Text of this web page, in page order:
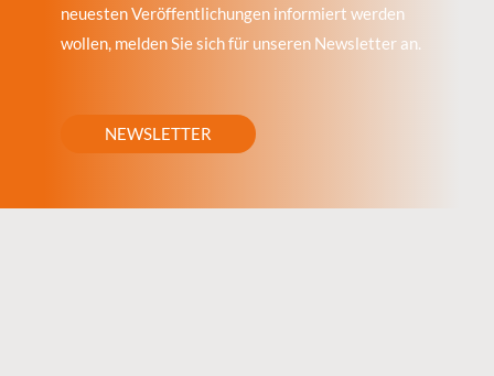
neuesten Veröffentlichungen informiert werden
wollen, melden Sie sich für unseren Newsletter an.
NEWSLETTER